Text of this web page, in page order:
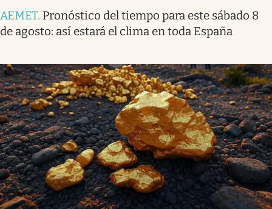
AEMET. Pronóstico del tiempo para este sábado 8
de agosto: así estará el clima en toda España